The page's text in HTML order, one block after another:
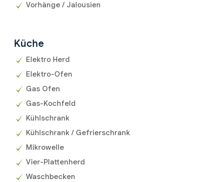
Vorhänge / Jalousien
Küche
Elektro Herd
Elektro-Ofen
Gas Ofen
Gas-Kochfeld
Kühlschrank
Kühlschrank / Gefrierschrank
Mikrowelle
Vier-Plattenherd
Waschbecken